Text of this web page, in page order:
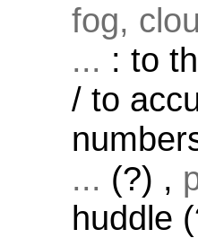
fog,
... : to
/ to
... (?) ,
huddle